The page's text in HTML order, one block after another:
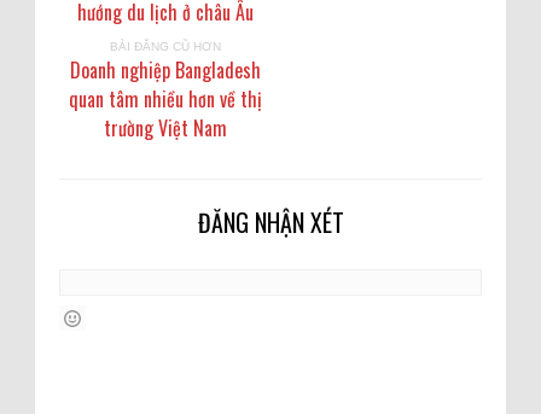
hướng du lịch ở châu Âu
BÀI ĐĂNG CŨ HƠN
Doanh nghiệp Bangladesh
quan tâm nhiều hơn về thị
trường Việt Nam
ĐĂNG NHẬN XÉT